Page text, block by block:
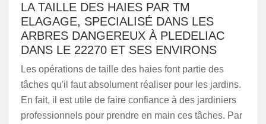
LA TAILLE DES HAIES PAR TM
ELAGAGE, SPECIALISÉ DANS LES
ARBRES DANGEREUX À PLEDELIAC
DANS LE 22270 ET SES ENVIRONS
Les opérations de taille des haies font partie des
tâches qu'il faut absolument réaliser pour les jardins.
En fait, il est utile de faire confiance à des jardiniers
professionnels pour prendre en main ces tâches. Par